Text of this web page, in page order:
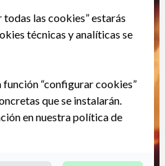
las cookies” estarás
técnicas y analíticas se
“configurar cookies”
que se instalarán.
en nuestrapolítica de